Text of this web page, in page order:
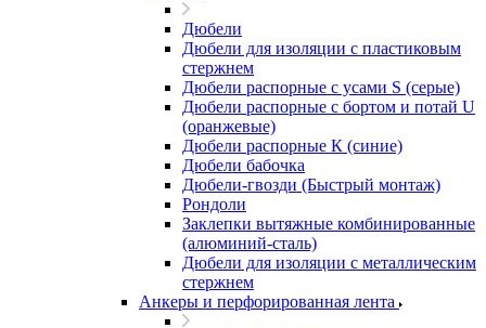
Дюбели
Дюбели для изоляции с пластиковым
стержнем
Дюбели распорные с усами S (серые)
Дюбели распорные c бортом и потай U
(оранжевые)
Дюбели распорные К (синие)
Дюбели бабочка
Дюбели-гвозди (Быстрый монтаж)
Рондоли
Заклепки вытяжные комбинированные
(алюминий-сталь)
Дюбели для изоляции с металлическим
стержнем
Анкеры и перфорированная лента